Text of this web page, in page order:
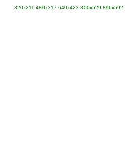
320x211 480x317 640x423 800x529 896x592